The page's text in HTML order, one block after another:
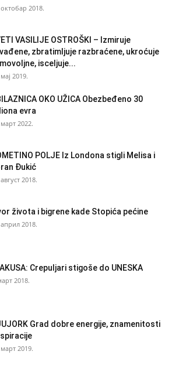
2018.
VASILIJE OSTROŠKI – Izmiruje
zbratimljuje razbraćene, ukroćuje
isceljuje...
2019.
OKO UŽICA Obezbeđeno 30
evra
2022.
POLJE Iz Londona stigli Melisa i
Đukić
2018.
života i bigrene kade Stopića pećine
2018.
Crepuljari stigoše do UNESKA
2018.
Grad dobre energije, znamenitosti
2019.